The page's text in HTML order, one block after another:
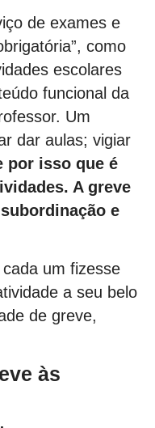
de exames e
como
escolares
funcional da
Um
dar aulas; vigiar
por isso que é
A greve
e
um fizesse
a seu belo
de greve,
às